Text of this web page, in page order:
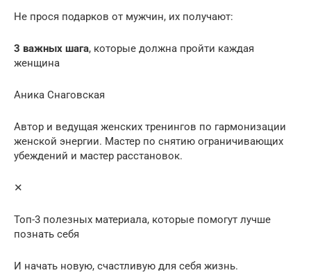
Не прося подарков от мужчин, их получают:
3 важных шага, которые должна пройти каждая
женщина
Аника Снаговская
Автор и ведущая женских тренингов по гармонизации
женской энергии. Мастер по снятию ограничивающих
убеждений и мастер расстановок.
✕
Топ-3 полезных материала, которые помогут лучше
познать себя
И начать новую, счастливую для себя жизнь.